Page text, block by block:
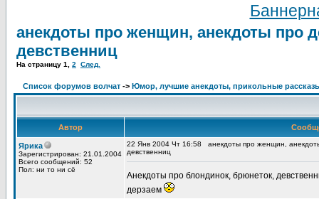
анекдоты про женщин, анекдоты про
девственниц
На страницу 1 2 След.
Список форумов волчат -> Юмор, лучшие анекдоты, прикольные
Автор
Ярика
Зарегистрирован: 21.01.2004
Всего сообщений: 52
Пол: ни то ни сё
22 Янв 2004 Чт 16:58
анекдоты про женщин,
девственниц
Анекдоты про блондинок, брюнеток,
дерзаем